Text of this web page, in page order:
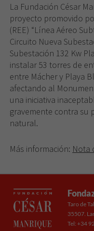
La Fundación César
proyecto promovido
(REE) “Línea Aéreo
Circuito Nueva
Subestación 132 Kw
instalar 53 torres de
entre Mácher y Playa
afectando al
una iniciativa
gravemente contra su
natural.
Más información: Nota
Taro de
35507.
Tel: +34